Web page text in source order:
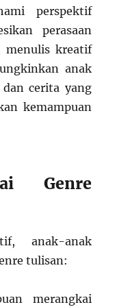
perspektif
perasaan
menulis kreatif
anak
cerita yang
kemampuan
Genre
anak-anak
tulisan:
merangkai